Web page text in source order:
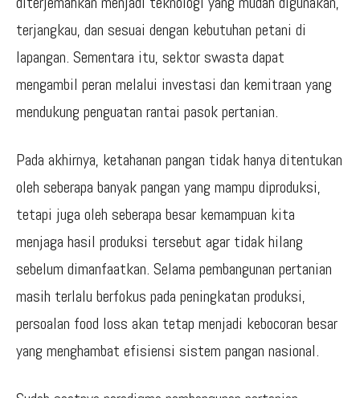
terjangkau, dan sesuai dengan kebutuhan petani di
lapangan. Sementara itu, sektor swasta dapat
mengambil peran melalui investasi dan kemitraan yang
mendukung penguatan rantai pasok pertanian.
Pada akhirnya, ketahanan pangan tidak hanya ditentukan
oleh seberapa banyak pangan yang mampu diproduksi,
tetapi juga oleh seberapa besar kemampuan kita
menjaga hasil produksi tersebut agar tidak hilang
sebelum dimanfaatkan. Selama pembangunan pertanian
masih terlalu berfokus pada peningkatan produksi,
persoalan food loss akan tetap menjadi kebocoran besar
yang menghambat efisiensi sistem pangan nasional.